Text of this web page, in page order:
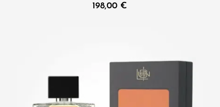
198,00 €